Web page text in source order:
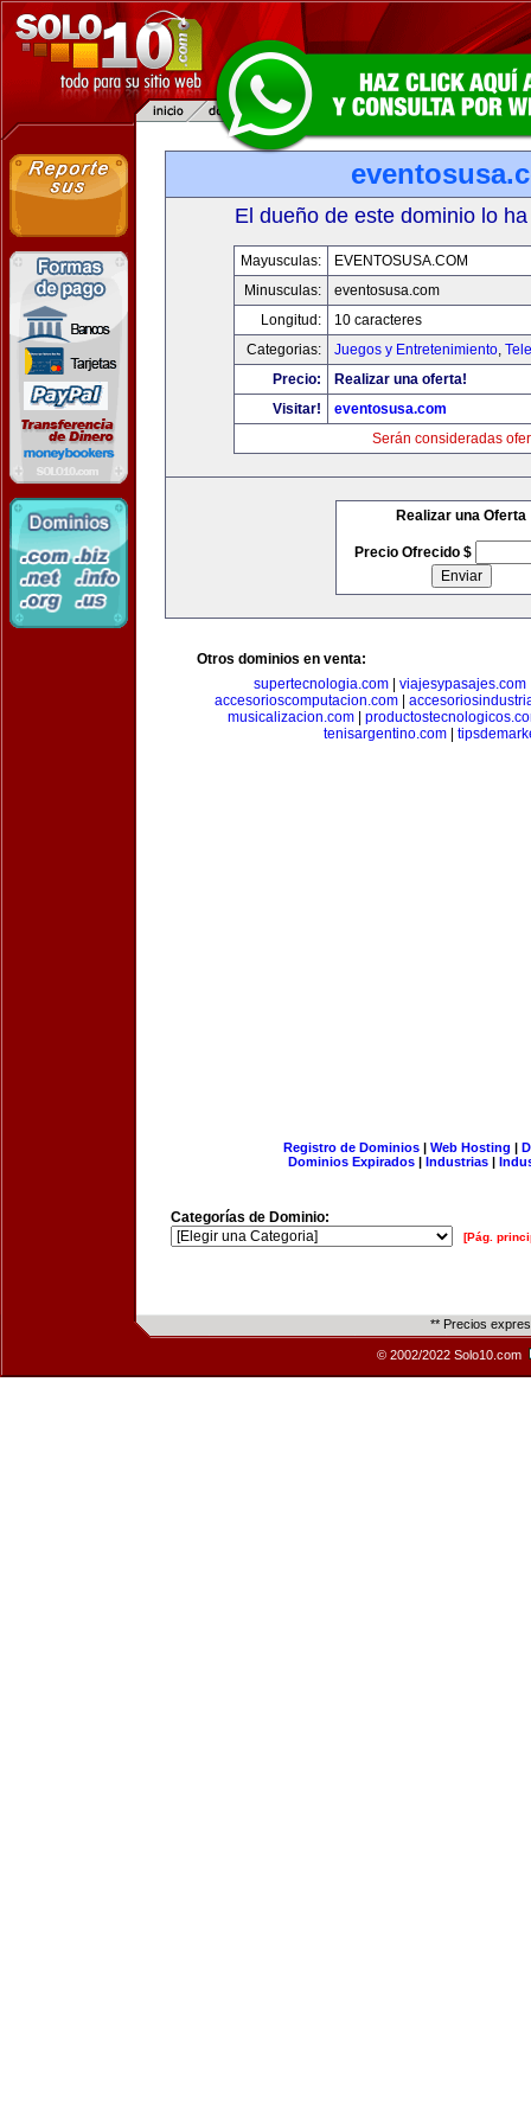
El dueño de este dominio lo
Mayusculas:
EVENTOSUSA.COM
Minusculas:
eventosusa.com
Longitud:
10 caracteres
Categorias:
Juegos y Entretenimiento,
Precio:
Realizar una oferta!
Visitar!
eventosusa.com
Serán consideradas
Realizar una Oferta
Precio Ofrecido $
Otros dominios en venta:
supertecnologia.com| viajesypasajes.com
accesorioscomputacion.com
musicalizacion.com|
tenisargentino.com
Registro de Dominios| Web Hosting |
Dominios Expirados | Industrias |
Categorías de Dominio:
[Pág.
** Precios
© 2002/2022 Solo10.com